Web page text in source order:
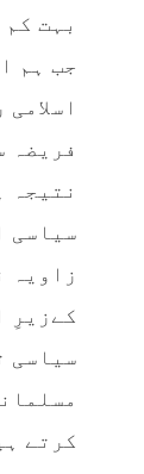
بہت
جب ہم
فریضہ
نتیجہ
سیاسی
زاویہ
کےزیرِ
سیاسی
کرتے